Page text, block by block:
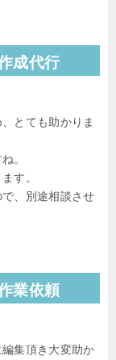
成代行
とても助かりま
。
す。
、別途相談させ
業依頼
集頂き大変助か